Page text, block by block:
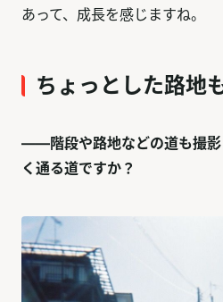
あって、成長を感じますね。
ちょっとした路地
——階段や路地などの道も撮影
く通る道ですか？